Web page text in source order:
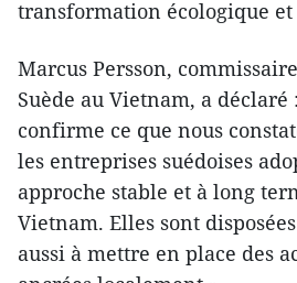
transformation écologique
Marcus Persson,
Suède au Vietnam, a déclaré
confirme ce que nous
les entreprises suédoises
approche stable et à long
Vietnam. Elles sont
aussi à mettre en place des